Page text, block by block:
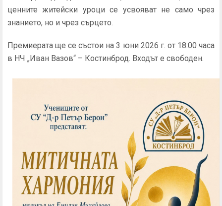
ценните житейски уроци се усвояват не само чрез
знанието, но и чрез сърцето.
Премиерата ще се състои на 3 юни 2026 г. от 18:00 часа
в НЧ „Иван Вазов“ – Костинброд. Входът е свободен.